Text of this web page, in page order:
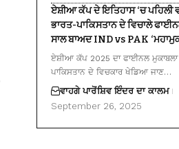
ਏਸ਼ੀਆ ਕੱਪ ਦੇ ਇਤਿਹਾਸ ‘ਚ ਪਹਿਲੀ
ਭਾਰਤ-ਪਾਕਿਸਤਾਨ ਦੇ ਵਿਚਾਲੇ
ਸਾਲ ਬਾਅਦ IND vs PAK
ਏਸ਼ੀਆ ਕੱਪ 2025 ਦਾ ਫਾਈਨਲ ਮੁਕਾਬਲਾ
ਪਾਕਿਸਤਾਨ ਦੇ ਵਿਚਕਾਰ ਖੇਡਿਆ ਜਾਣ…
ਵਾਹਗੇ ਪਾਰੋਂਸ਼ਿਵ ਇੰਦਰ ਦਾ ਕਾਲਮ
September 26, 2025